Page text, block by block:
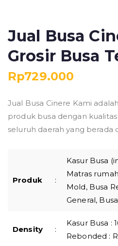
Jual Busa
Grosir Busa
Rp729.000
Jual Busa Cinere Kami
produk busa dengan
seluruh daerah yang berada
Produk :
Kasur Busa
Matras
Mold, Busa
General,
Density :
Kasur Busa :
Rebonded :